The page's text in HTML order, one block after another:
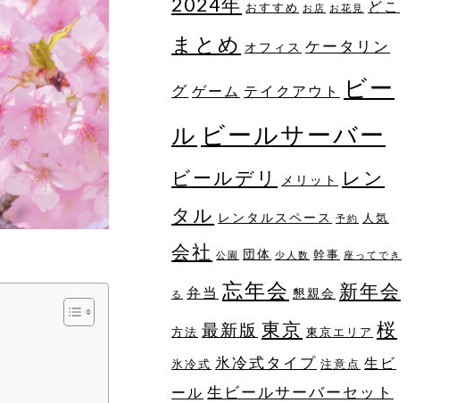
2024年 おすすめ お店 お花見 どこ
まとめ オフィス ケータリン
グ ゲーム テイクアウト
ビー
ル ビールサーバー
ビールデリ メリット
レン
タル レンタルスペース 予約 人気
会社 公園 団体 少人数 幹事 座ってでき
る 弁当 忘年会 懇親会 新年会
方法 最新版 東京 東京エリア 桜
氷冷式 氷冷式タイプ 注意点 生ビ
ール 生ビールサーバーセット